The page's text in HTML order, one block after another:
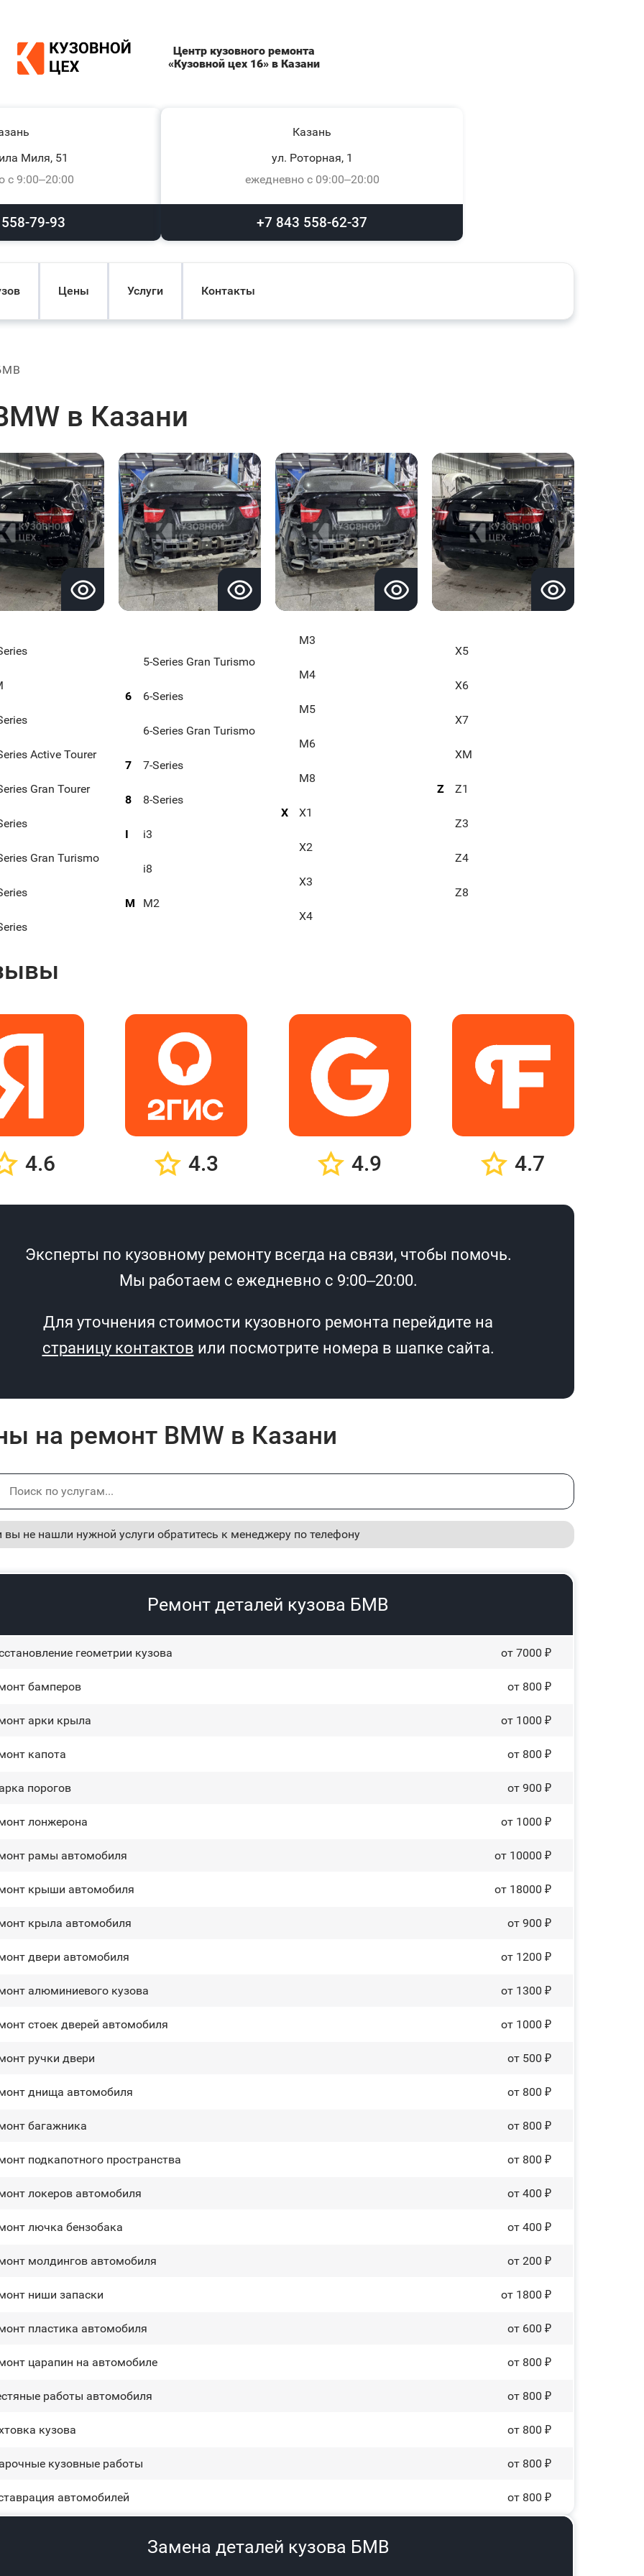
Центр кузовного ремонта
«Кузовной цех 16» в Казани
Миля, 51
с 9:00–20:00
79-93
Казань
ул. Роторная, 1
ежедневно с 09:00–20:00
+7 843 558-62-37
Цены Услуги Контакты
в Казани
Active Tourer
Gran Tourer
Gran Turismo
5-Series Gran Turismo
6 6-Series
6-Series Gran Turismo
7 7-Series
8 8-Series
I i3
i8
M M2
M3
M4
M5
M6
M8
X X1
X2
X3
X4
X5
X6
X7
XM
Z Z1
Z3
Z4
Z8
4.6 4.3 4.9 4.7
Эксперты по кузовному ремонту всегда на связи, чтобы помочь.
Мы работаем с ежедневно с 9:00–20:00.
Для уточнения стоимости кузовного ремонта перейдите на
страницу контактов или посмотрите номера в шапке сайта.
на ремонт BMW в Казани
вы не нашли нужной услуги обратитесь к менеджеру по телефону
Ремонт деталей кузова БМВ
геометрии кузова от 7000 ₽
бамперов от 800 ₽
арки крыла от 1000 ₽
капота от 800 ₽
порогов от 900 ₽
лонжерона от 1000 ₽
рамы автомобиля от 10000 ₽
крыши автомобиля от 18000 ₽
крыла автомобиля от 900 ₽
двери автомобиля от 1200 ₽
алюминиевого кузова от 1300 ₽
стоек дверей автомобиля от 1000 ₽
ручки двери от 500 ₽
днища автомобиля от 800 ₽
багажника от 800 ₽
подкапотного пространства от 800 ₽
лoĸepoв автомобиля от 400 ₽
лючка бензобака от 400 ₽
молдингов автомобиля от 200 ₽
ниши запаски от 1800 ₽
пластика автомобиля от 600 ₽
царапин на автомобиле от 800 ₽
работы автомобиля от 800 ₽
кузова от 800 ₽
кузовные работы от 800 ₽
автомобилей от 800 ₽
Замена деталей кузова БМВ